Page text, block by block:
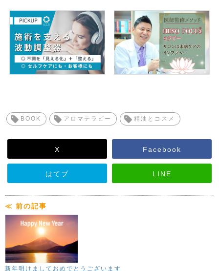
BOOK アロマテラピー 精油とコスメ
X Facebook
はてブ LINE
≪ 前の記事
新年明けましておめでとうございます